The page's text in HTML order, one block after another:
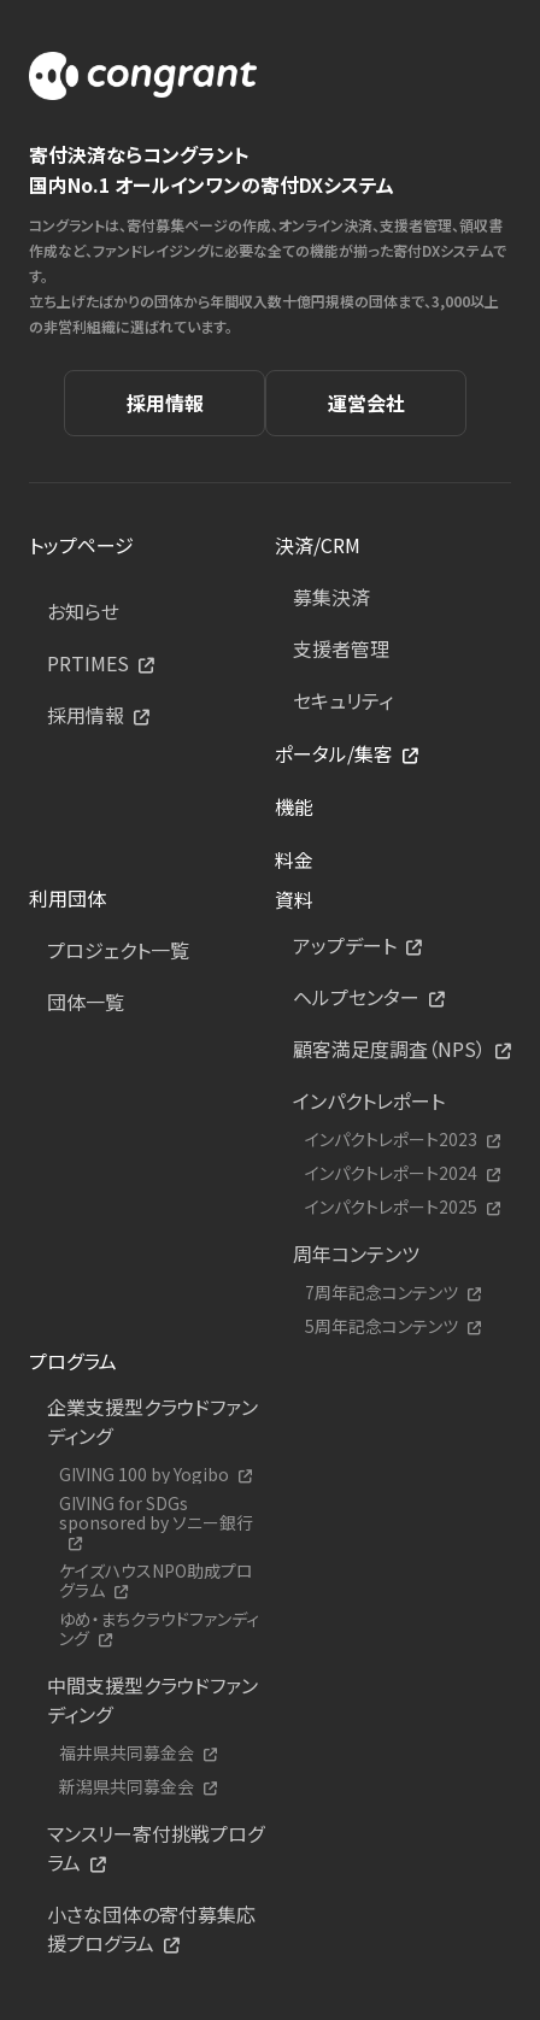
寄付決済ならコングラント
国内No.1 オールインワンの寄付DXシステム
コングラントは、寄付募集ページの作成、オンライン決済、支援者管理、領収書
作成など、ファンドレイジングに必要な全ての機能が揃った寄付DXシステムで
す。
立ち上げたばかりの団体から年間収入数十億円規模の団体まで、3,000以上
の非営利組織に選ばれています。
採用情報 運営会社
トップページ
お知らせ
PRTIMES
採用情報
決済/CRM
募集決済
支援者管理
セキュリティ
ポータル/集客
機能
料金
利用団体
プロジェクト一覧
団体一覧
資料
アップデート
ヘルプセンター
顧客満足度調査（NPS）
インパクトレポート
インパクトレポート2023
インパクトレポート2024
インパクトレポート2025
周年コンテンツ
7周年記念コンテンツ
5周年記念コンテンツ
プログラム
企業支援型クラウドファン
ディング
GIVING 100 by Yogibo
GIVING for SDGs
sponsored by ソニー銀行
ケイズハウスNPO助成プロ
グラム
ゆめ・まちクラウドファンディ
ング
中間支援型クラウドファン
ディング
福井県共同募金会
新潟県共同募金会
マンスリー寄付挑戦プログ
ラム
小さな団体の寄付募集応
援プログラム